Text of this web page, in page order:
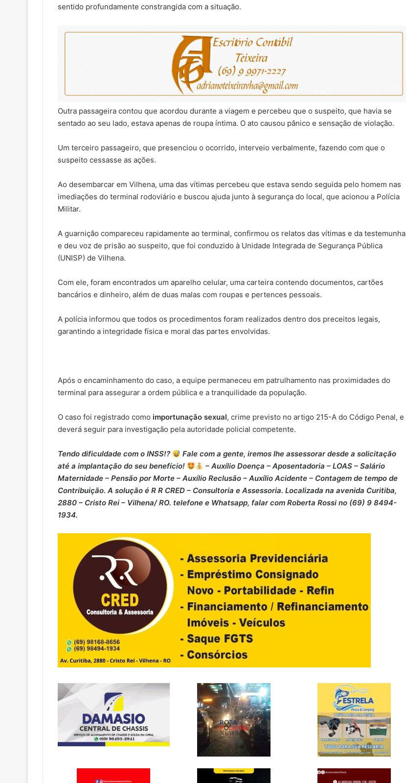
sentido profundamente constrangida com a situação.
Outra passageira contou que acordou durante a viagem e percebeu que o suspeito, que havia se
sentado ao seu lado, estava apenas de roupa íntima. O ato causou pânico e sensação de violação.
Um terceiro passageiro, que presenciou o ocorrido, interveio verbalmente, fazendo com que o
suspeito cessasse as ações.
Ao desembarcar em Vilhena, uma das vítimas percebeu que estava sendo seguida pelo homem nas
imediações do terminal rodoviário e buscou ajuda junto à segurança do local, que acionou a Polícia
Militar.
A guarnição compareceu rapidamente ao terminal, confirmou os relatos das vítimas e da testemunha
e deu voz de prisão ao suspeito, que foi conduzido à Unidade Integrada de Segurança Pública
(UNISP) de Vilhena.
Com ele, foram encontrados um aparelho celular, uma carteira contendo documentos, cartões
bancários e dinheiro, além de duas malas com roupas e pertences pessoais.
A polícia informou que todos os procedimentos foram realizados dentro dos preceitos legais,
garantindo a integridade física e moral das partes envolvidas.
Após o encaminhamento do caso, a equipe permaneceu em patrulhamento nas proximidades do
terminal para assegurar a ordem pública e a tranquilidade da população.
O caso foi registrado como importunação sexual, crime previsto no artigo 215-A do Código Penal, e
deverá seguir para investigação pela autoridade policial competente.
Tendo dificuldade com o INSS!?
Fale com a gente, iremos lhe assessorar desde a solicitação
até a implantação do seu benefício!
– Auxílio Doença – ⁠Aposentadoria – ⁠LOAS – ⁠Salário
Maternidade – ⁠Pensão por Morte – ⁠Auxílio Reclusão – ⁠Auxílio Acidente – ⁠Contagem de tempo de
Contribuição. A solução é R R CRED – Consultoria e Assessoria. Localizada na avenida Curitiba,
2880 – Cristo Rei – Vilhena/ RO. telefone e Whatsapp, falar com Roberta Rossi no (69) 9 8494-
1934.